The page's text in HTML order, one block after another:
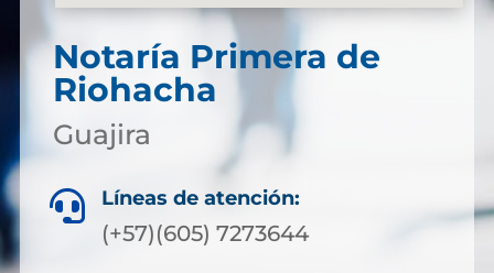
Notaría Primera de
Riohacha
Guajira
 Líneas de atención:
(+57)(605) 7273644